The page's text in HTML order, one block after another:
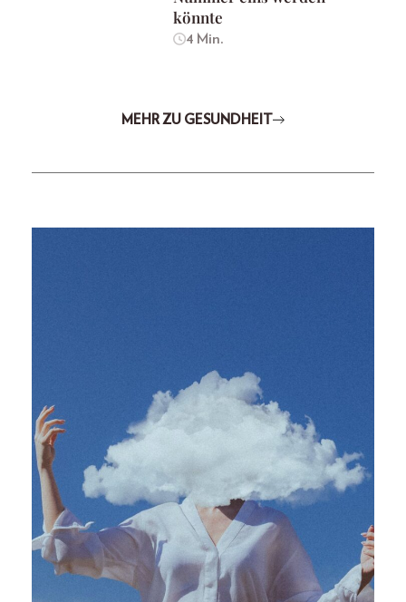
könnte
4 Min.
MEHR ZU GESUNDHEIT